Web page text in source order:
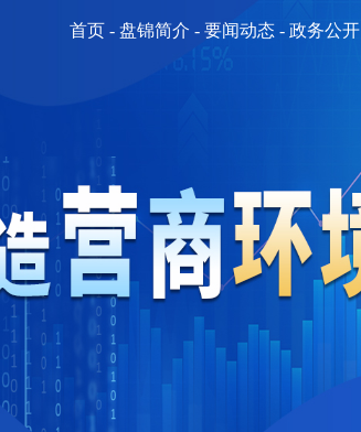
首页 - 盘锦简介 - 要闻动态 - 政务公开